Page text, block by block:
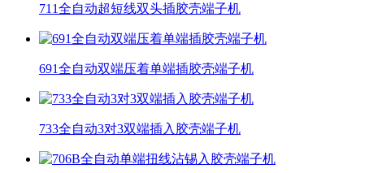
711全自动超短线双头插胶壳端子机
691全自动双端压着单端插胶壳端子机
733全自动3对3双端插入胶壳端子机